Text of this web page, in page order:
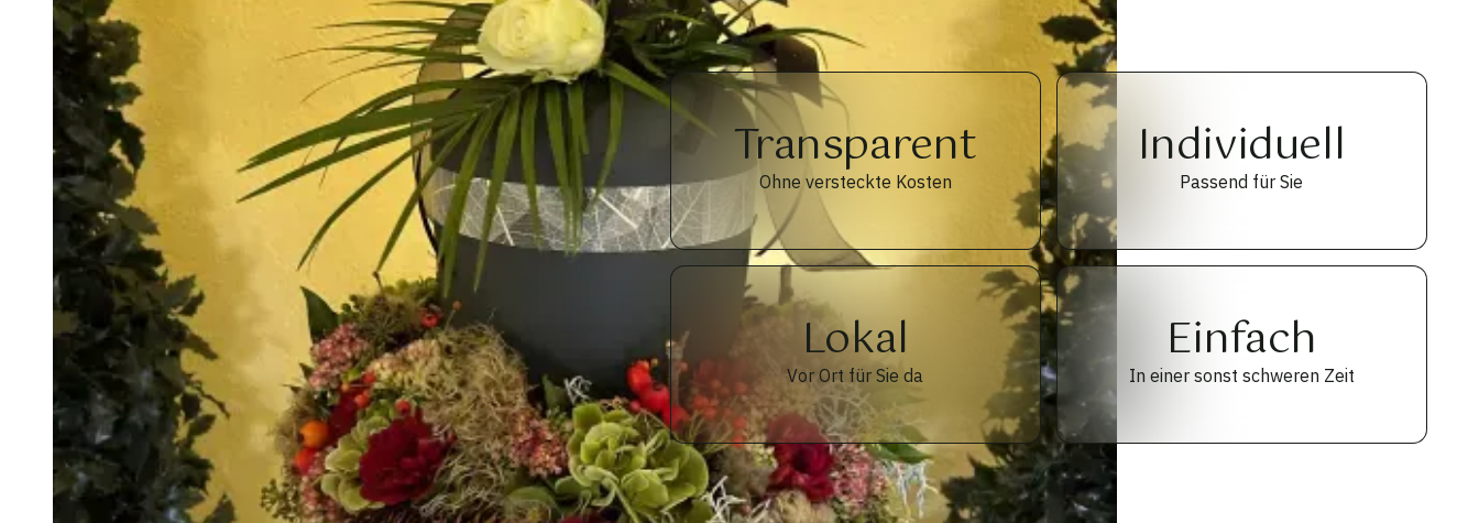
Transparent
Ohne versteckte Kosten Individuell
Passend für Sie
Lokal
Vor Ort für Sie da Einfach
In einer sonst schweren Zeit